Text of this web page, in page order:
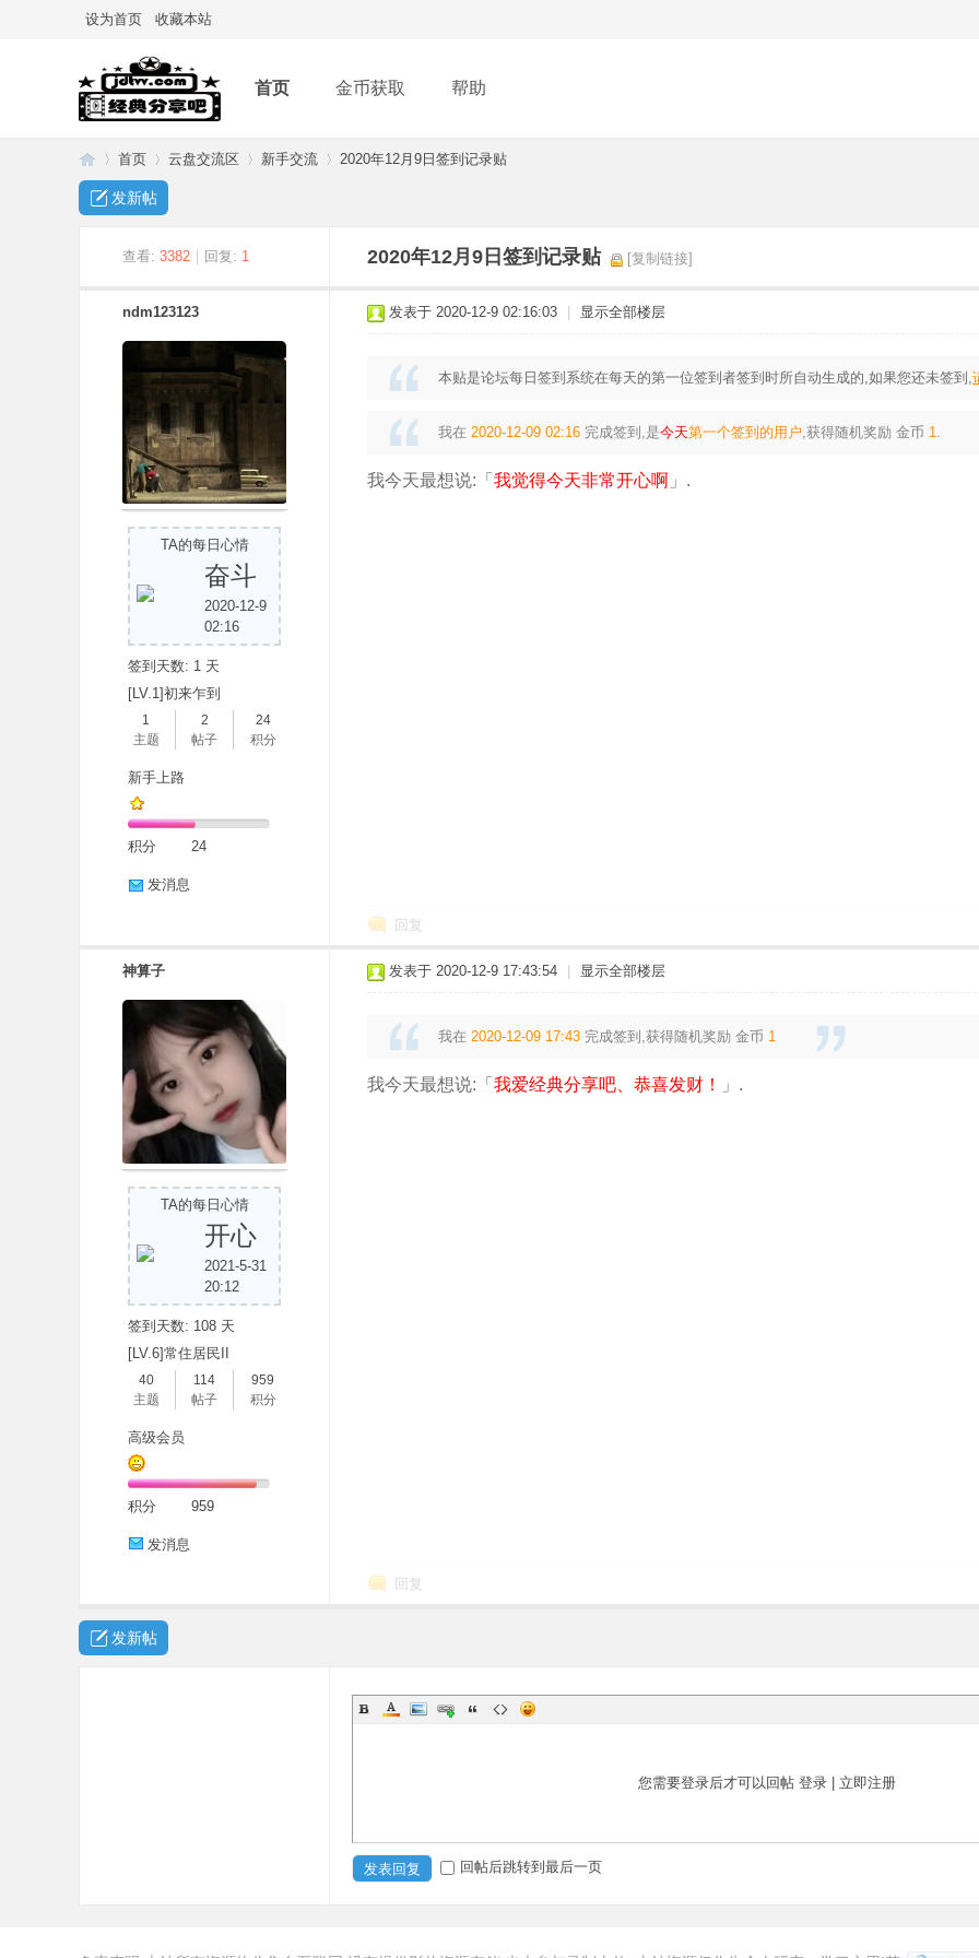
设为首页 收藏本站
首页 金币获取 帮助
首页
›
云盘交流区
›
新手交流 2020年12月9日签到记录贴
发新帖
查看: 3382 回复: 1 2020年12月9日签到记录贴 [复制链接]
ndm123123
TA的每日心情
奋斗
2020-12-9
02:16
签到天数: 1 天
[LV.1]初来乍到
1
主题
2
帖子
24
积分
新手上路
积分 24
发消息
发表于 2020-12-9 02:16:03 显示全部楼层
本贴是论坛每日签到系统在每天的第一位签到者签到时所自动生成的,如果您还未签到,
我在 2020-12-09 02:16 完成签到,是今天第一个签到的用户,获得随机奖励 金币 1.
我今天最想说:「 我觉得今天非常开心啊 」.
回复
神算子
TA的每日心情
开心
2021-5-31
20:12
签到天数: 108 天
[LV.6]常住居民II
40
主题
114
帖子
959
积分
高级会员
积分 959
发消息
发表于 2020-12-9 17:43:54 显示全部楼层
我在 2020-12-09 17:43 完成签到,获得随机奖励 金币 1
我今天最想说:「 我爱经典分享吧、恭喜发财！ 」.
回复
发新帖
您需要登录后才可以回帖 登录| 立即注册
发表回复 回帖后跳转到最后一页